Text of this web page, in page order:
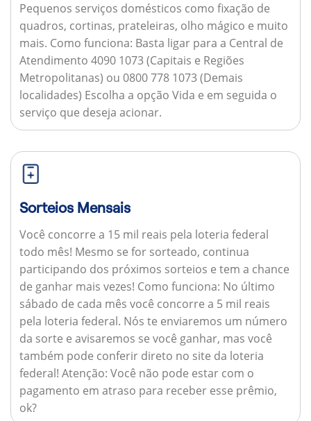
Pequenos serviços domésticos como fixação de
quadros, cortinas, prateleiras, olho mágico e muito
mais. Como funciona: Basta ligar para a Central de
Atendimento 4090 1073 (Capitais e Regiões
Metropolitanas) ou 0800 778 1073 (Demais
localidades) Escolha a opção Vida e em seguida o
serviço que deseja acionar.
Sorteios Mensais
Você concorre a 15 mil reais pela loteria federal
todo mês! Mesmo se for sorteado, continua
participando dos próximos sorteios e tem a chance
de ganhar mais vezes! Como funciona: No último
sábado de cada mês você concorre a 5 mil reais
pela loteria federal. Nós te enviaremos um número
da sorte e avisaremos se você ganhar, mas você
também pode conferir direto no site da loteria
federal! Atenção: Você não pode estar com o
pagamento em atraso para receber esse prêmio,
ok?